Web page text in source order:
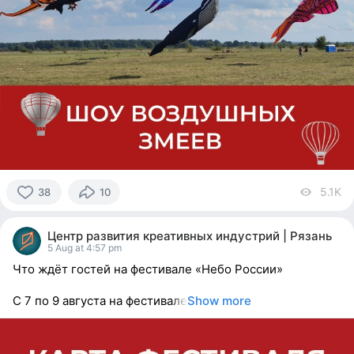
38
people
reacted
10 5.1K
Центр развития креативных индустрий | Рязань
5 Aug at 4:57 pm
Что ждёт гостей на фестивале «Небо России»
С 7 по 9 августа на фестивалеShow more